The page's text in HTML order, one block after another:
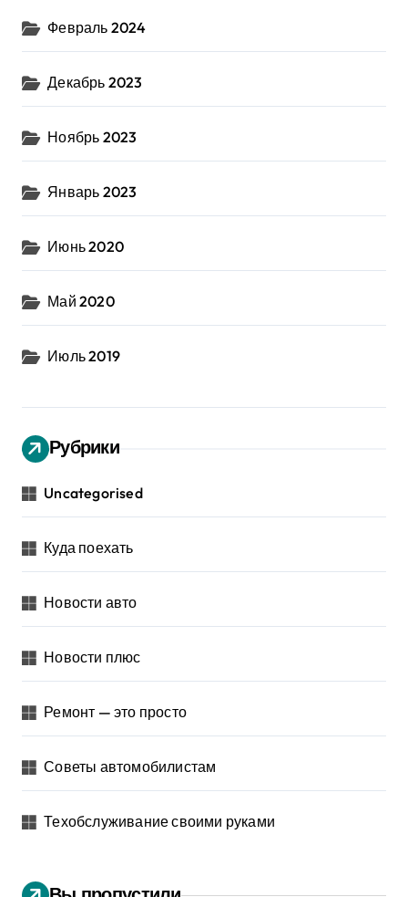
Февраль 2024
Декабрь 2023
Ноябрь 2023
Январь 2023
Июнь 2020
Май 2020
Июль 2019
Рубрики
Uncategorised
Куда поехать
Новости авто
Новости плюс
Ремонт — это просто
Советы автомобилистам
Техобслуживание своими руками